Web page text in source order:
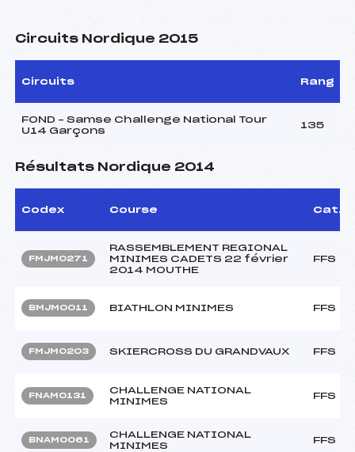
Circuits Nordique 2015
Circuits Rang
FOND – Samse Challenge National Tour
U14 Garçons
135
Résultats Nordique 2014
Codex Course Cat.
FMJM0271
RASSEMBLEMENT REGIONAL
MINIMES CADETS 22 février
2014 MOUTHE
FFS
BMJM0011 BIATHLON MINIMES FFS
FMJM0203 SKIERCROSS DU GRANDVAUX FFS
FNAM0131
CHALLENGE NATIONAL
MINIMES
FFS
BNAM0061
CHALLENGE NATIONAL
MINIMES
FFS